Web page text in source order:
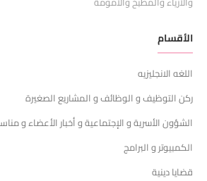
الأقسام
اللغه الانجليزيه
ركن التوظيف و الوظائف و المشاريع الصغيرة
الشؤون الأسرية و الإجتماعية و أخبار الأعضاء و
الكمبيوتر و البرامج
قضايا دينية